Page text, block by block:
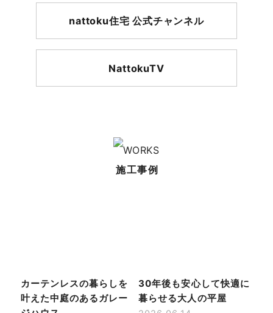
nattoku住宅 公式チャンネル
NattokuTV
施工事例
カーテンレスの暮らしを
叶えた中庭のあるガレー
30年後も安心して快適に
暮らせる大人の平屋